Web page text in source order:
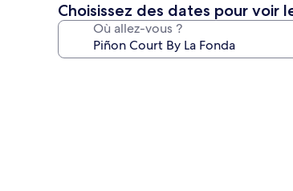
Choisissez des dates pour voir
Où allez-vous ?